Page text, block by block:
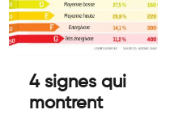
4 signes qui
montrent